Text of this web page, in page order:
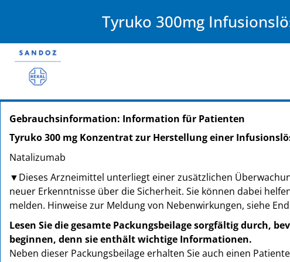
Tyruko 300mg
PZN: 18412878
PPN: 111841287851
NTIN: 04150184128789
PPN: 111841288417
NTIN: 04150184128840
Gebrauchsinformation: Information für Patienten
Tyruko 300 mg Konzentrat zur Herstellung einer
Natalizumab
▼Dieses Arzneimittel unterliegt einer zusätzlichen
neuer Erkenntnisse über die Sicherheit. Sie können dabei
melden. Hinweise zur Meldung von Nebenwirkungen, siehe
Lesen Sie die gesamte Packungsbeilage sorgfältig durch,
beginnen, denn sie enthält wichtige Informationen.
Neben dieser Packungsbeilage erhalten Sie auch einen